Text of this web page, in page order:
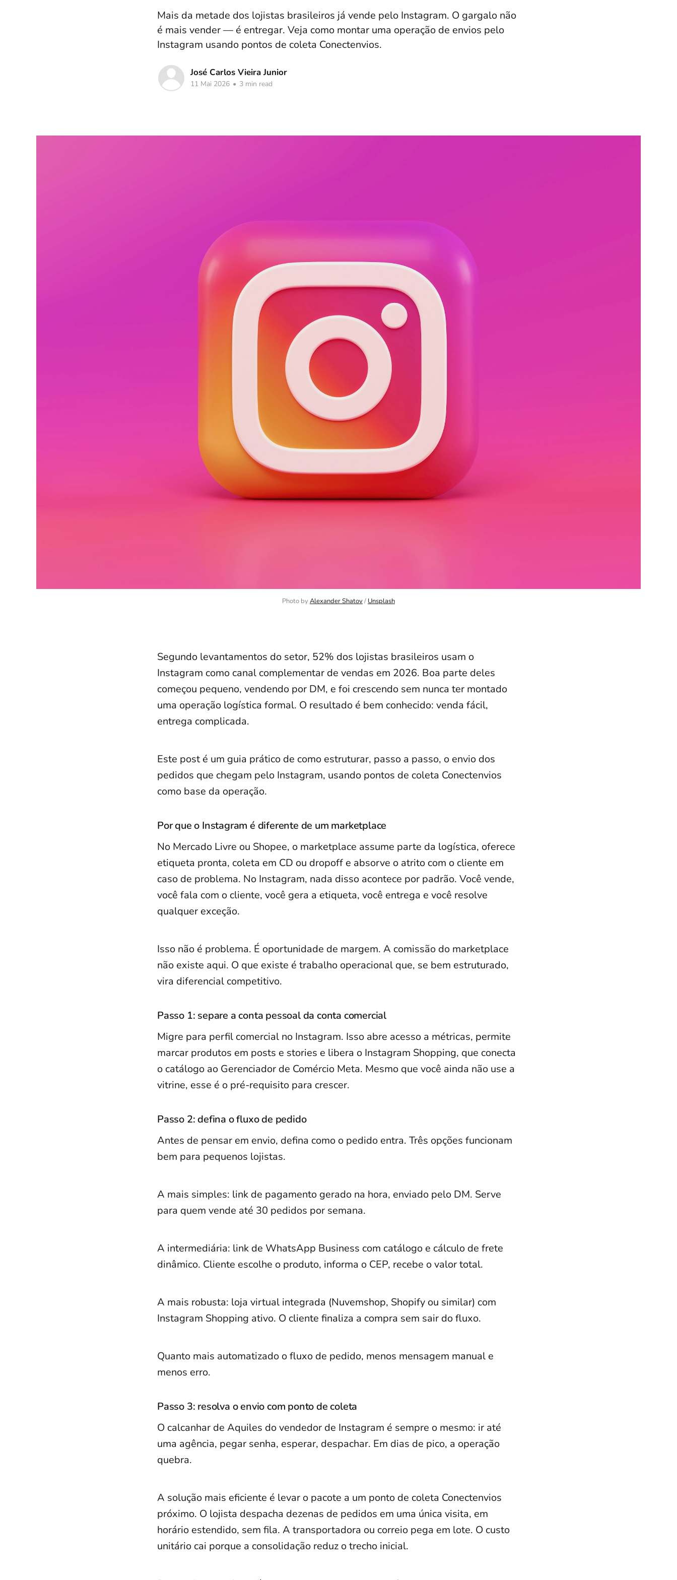
Mais da metade dos lojistas brasileiros já vende pelo Instagram. O gargalo não
é mais vender — é entregar. Veja como montar uma operação de envios pelo
Instagram usando pontos de coleta Conectenvios.
José Carlos Vieira Junior
11 Mai 2026 • 3 min read
Photo by Alexander Shatov / Unsplash
Segundo levantamentos do setor, 52% dos lojistas brasileiros usam o
Instagram como canal complementar de vendas em 2026. Boa parte deles
começou pequeno, vendendo por DM, e foi crescendo sem nunca ter montado
uma operação logística formal. O resultado é bem conhecido: venda fácil,
entrega complicada.
Este post é um guia prático de como estruturar, passo a passo, o envio dos
pedidos que chegam pelo Instagram, usando pontos de coleta Conectenvios
como base da operação.
Por que o Instagram é diferente de um marketplace
No Mercado Livre ou Shopee, o marketplace assume parte da logística, oferece
etiqueta pronta, coleta em CD ou dropoff e absorve o atrito com o cliente em
caso de problema. No Instagram, nada disso acontece por padrão. Você vende,
você fala com o cliente, você gera a etiqueta, você entrega e você resolve
qualquer exceção.
Isso não é problema. É oportunidade de margem. A comissão do marketplace
não existe aqui. O que existe é trabalho operacional que, se bem estruturado,
vira diferencial competitivo.
Passo 1: separe a conta pessoal da conta comercial
Migre para perfil comercial no Instagram. Isso abre acesso a métricas, permite
marcar produtos em posts e stories e libera o Instagram Shopping, que conecta
o catálogo ao Gerenciador de Comércio Meta. Mesmo que você ainda não use a
vitrine, esse é o pré-requisito para crescer.
Passo 2: defina o fluxo de pedido
Antes de pensar em envio, defina como o pedido entra. Três opções funcionam
bem para pequenos lojistas.
A mais simples: link de pagamento gerado na hora, enviado pelo DM. Serve
para quem vende até 30 pedidos por semana.
A intermediária: link de WhatsApp Business com catálogo e cálculo de frete
dinâmico. Cliente escolhe o produto, informa o CEP, recebe o valor total.
A mais robusta: loja virtual integrada (Nuvemshop, Shopify ou similar) com
Instagram Shopping ativo. O cliente finaliza a compra sem sair do fluxo.
Quanto mais automatizado o fluxo de pedido, menos mensagem manual e
menos erro.
Passo 3: resolva o envio com ponto de coleta
O calcanhar de Aquiles do vendedor de Instagram é sempre o mesmo: ir até
uma agência, pegar senha, esperar, despachar. Em dias de pico, a operação
quebra.
A solução mais eficiente é levar o pacote a um ponto de coleta Conectenvios
próximo. O lojista despacha dezenas de pedidos em uma única visita, em
horário estendido, sem fila. A transportadora ou correio pega em lote. O custo
unitário cai porque a consolidação reduz o trecho inicial.